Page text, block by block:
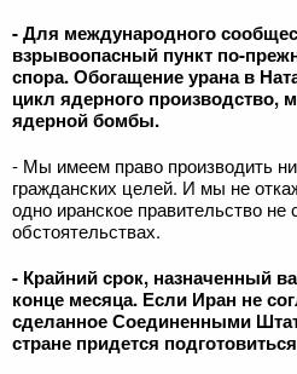
- Для международного
взрывоопасный пункт по-
спора. Обогащение урана в
цикл ядерного производство,
ядерной бомбы.
- Мы имеем право производить
гражданских целей. И мы не
одно иранское правительство не
обстоятельствах.
- Крайний срок, назначенный
конце месяца. Если Иран не
сделанное Соединенными
стране придется